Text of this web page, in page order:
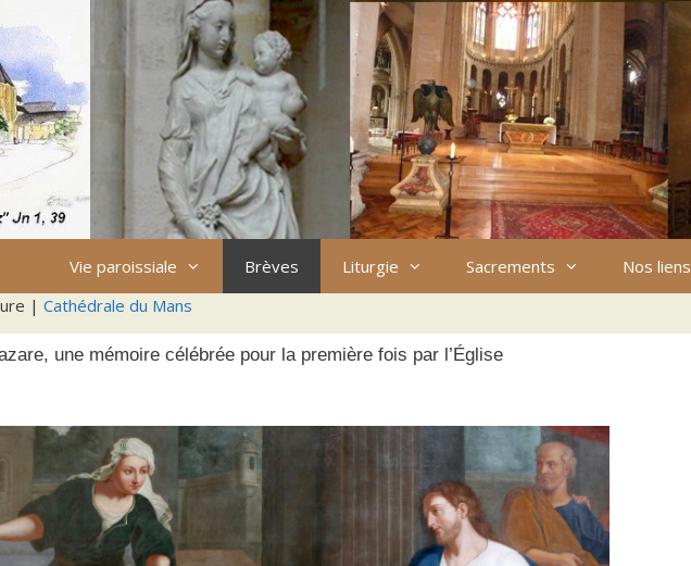
Vie paroissiale Brèves Liturgie Sacrements
Nos liens
| Cathédrale du Mans
une mémoire célébrée pour la première fois par l’Église